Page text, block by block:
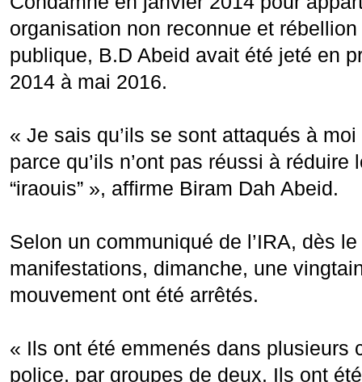
organisation non reconnue et
publique, B.D Abeid avait été jeté en
2014 à mai 2016.
« Je sais qu’ils se sont attaqués à
parce qu’ils n’ont pas réussi à réduire
“iraouis” », affirme Biram Dah Abeid.
Selon un communiqué de l’IRA, dès
manifestations, dimanche, une
mouvement ont été arrêtés.
« Ils ont été emmenés dans plusieurs
police, par groupes de deux. Ils ont